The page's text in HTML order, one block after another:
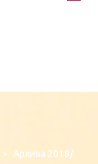
>
Архива 2018/